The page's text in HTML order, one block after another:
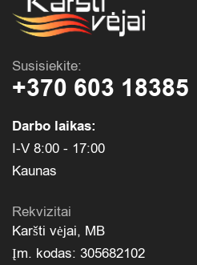
Susisiekite:
+370 603 18385
Darbo laikas:
I-V 8:00 - 17:00
Kaunas
Rekvizitai
Karšti vėjai, MB
Įm. kodas: 305682102